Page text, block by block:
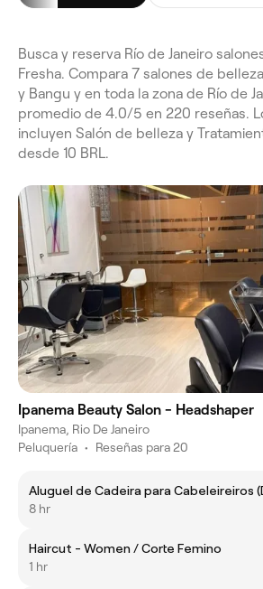
Busca y reserva Río de Janeiro
Fresha. Compara 7 salones de
y Bangu y en toda la zona de Río de
promedio de 4.0/5 en 220 reseñas.
incluyen Salón de belleza y
desde 10 BRL.
Ipanema Beauty Salon - Headshaper
Ipanema, Rio De Janeiro
Peluquería • Reseñas para 20
Aluguel de Cadeira para Cabeleireiros
8 hr
Haircut - Women / Corte Femino
1 hr